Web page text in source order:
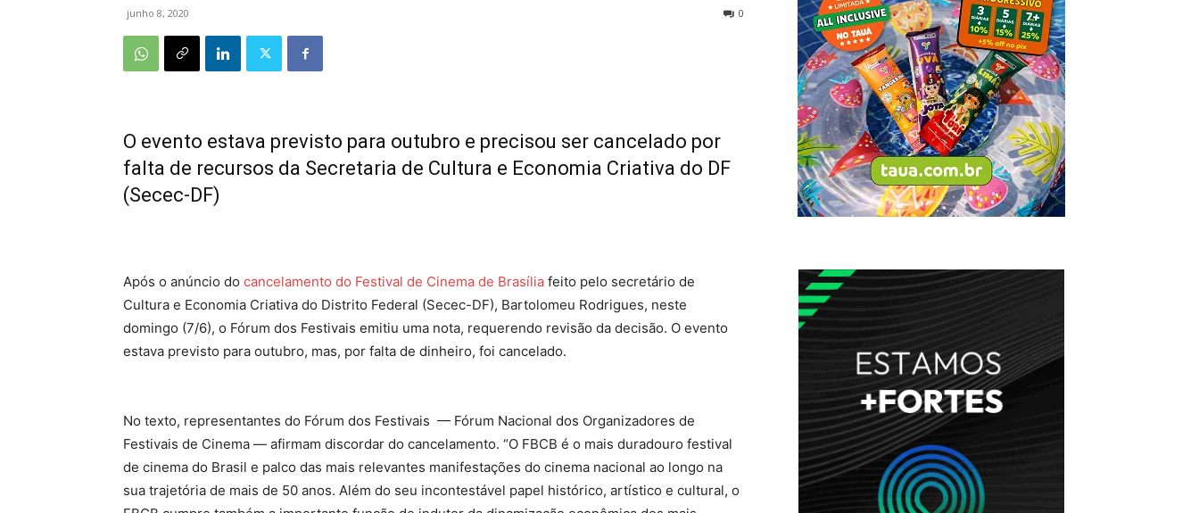
junho 8, 2020 0
O evento estava previsto para outubro e precisou ser cancelado por
falta de recursos da Secretaria de Cultura e Economia Criativa do DF
(Secec-DF)
Após o anúncio do cancelamento do Festival de Cinema de Brasília feito pelo secretário de
Cultura e Economia Criativa do Distrito Federal (Secec-DF), Bartolomeu Rodrigues, neste
domingo (7/6), o Fórum dos Festivais emitiu uma nota, requerendo revisão da decisão. O evento
estava previsto para outubro, mas, por falta de dinheiro, foi cancelado.
No texto, representantes do Fórum dos Festivais — Fórum Nacional dos Organizadores de
Festivais de Cinema — afirmam discordar do cancelamento. “O FBCB é o mais duradouro festival
de cinema do Brasil e palco das mais relevantes manifestações do cinema nacional ao longo na
sua trajetória de mais de 50 anos. Além do seu incontestável papel histórico, artístico e cultural, o